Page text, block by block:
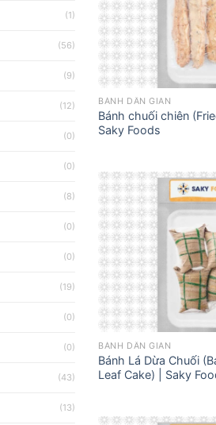
(1)
(56)
(9)
(12)
(0)
(0)
(8)
(0)
(0)
(19)
(0)
(0)
(43)
(13)
BÁNH DÂN GIAN
Bánh chuối chiên
Saky Foods
BÁNH DÂN GIAN
Bánh Lá Dừa Chuối
Leaf Cake) | Saky